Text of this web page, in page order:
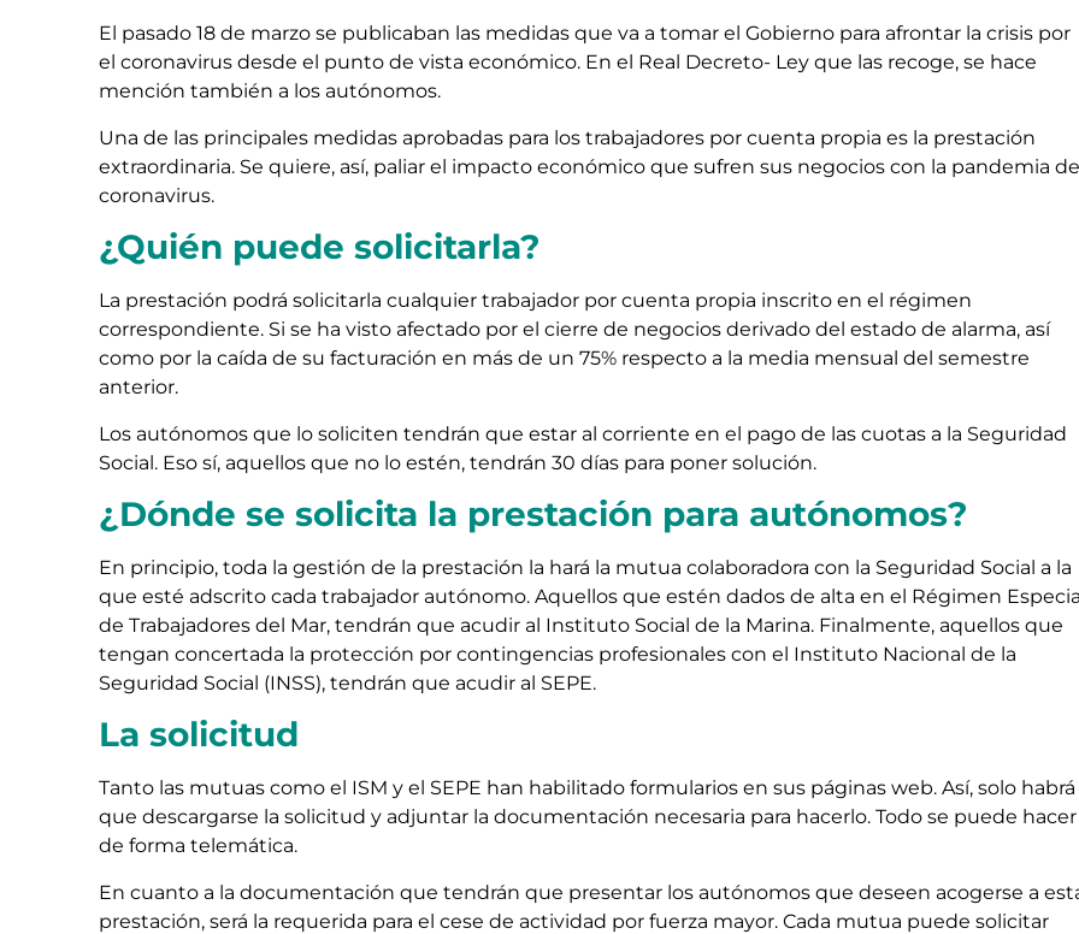
El pasado 18 de marzo se publicaban las medidas que va a tomar el Gobierno para afrontar la crisis por
el coronavirus desde el punto de vista económico. En el Real Decreto- Ley que las recoge, se hace
mención también a los autónomos.
Una de las principales medidas aprobadas para los trabajadores por cuenta propia es la prestación
extraordinaria. Se quiere, así, paliar el impacto económico que sufren sus negocios con la pandemia
coronavirus.
¿Quién puede solicitarla?
La prestación podrá solicitarla cualquier trabajador por cuenta propia inscrito en el régimen
correspondiente. Si se ha visto afectado por el cierre de negocios derivado del estado de alarma, así
como por la caída de su facturación en más de un 75% respecto a la media mensual del semestre
anterior.
Los autónomos que lo soliciten tendrán que estar al corriente en el pago de las cuotas a la Seguridad
Social. Eso sí, aquellos que no lo estén, tendrán 30 días para poner solución.
¿Dónde se solicita la prestación para autónomos?
En principio, toda la gestión de la prestación la hará la mutua colaboradora con la Seguridad Social a la
que esté adscrito cada trabajador autónomo. Aquellos que estén dados de alta en el Régimen
de Trabajadores del Mar, tendrán que acudir al Instituto Social de la Marina. Finalmente, aquellos que
tengan concertada la protección por contingencias profesionales con el Instituto Nacional de la
Seguridad Social (INSS), tendrán que acudir al SEPE.
La solicitud
Tanto las mutuas como el ISM y el SEPE han habilitado formularios en sus páginas web. Así, solo habrá
que descargarse la solicitud y adjuntar la documentación necesaria para hacerlo. Todo se puede hacer
de forma telemática.
En cuanto a la documentación que tendrán que presentar los autónomos que deseen acogerse a
prestación, será la requerida para el cese de actividad por fuerza mayor. Cada mutua puede solicitar